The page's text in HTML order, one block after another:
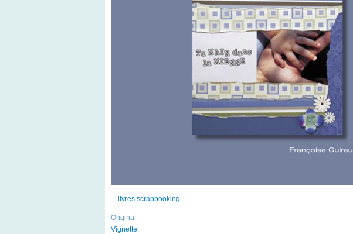
livres scrapbooking
Original
Vignette